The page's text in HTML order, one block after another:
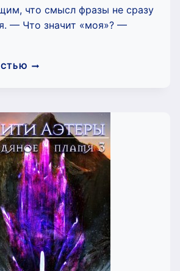
что смысл фразы не сразу
— Что значит «моя»? —
НЕВЕСТА
ПЕПЕЛ
(ОЛЬГА
ЛОМТЕВА)